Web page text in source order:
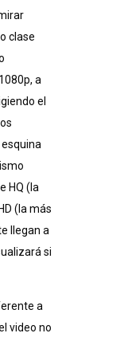
clase
a
el
HQ (la
(la más
llegan a
si
a
video no